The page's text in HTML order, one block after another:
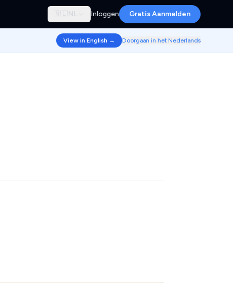
🇳🇱 NL Inloggen Gratis Aanmelden
View in English → Doorgaan in het Nederlands